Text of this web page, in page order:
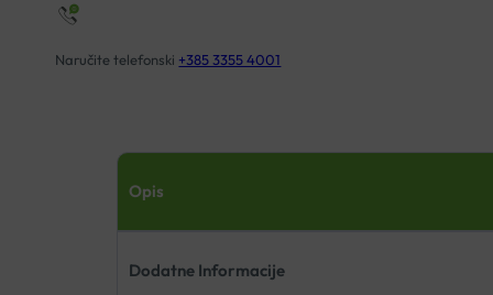
Naručite telefonski +385 3355 4001
Opis
Dodatne Informacije